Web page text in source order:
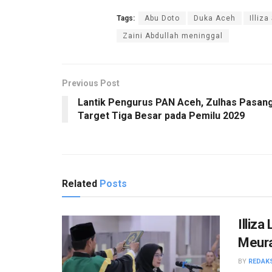
Tags: Abu Doto Duka Aceh Illiza
Zaini Abdullah meninggal
Previous Post
Lantik Pengurus PAN Aceh, Zulhas
Target Tiga Besar pada Pemilu 2029
Related Posts
Illiza
BY